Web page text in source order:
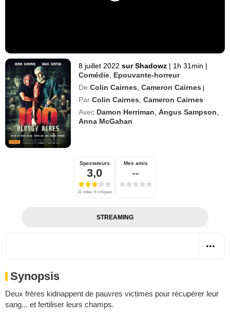
8 juillet 2022 sur Shadowz | 1h 31min |
Comédie Epouvante-horreur
De Colin Cairnes ,Cameron Cairnes |
Par Colin Cairnes ,Cameron Cairnes
Avec Damon Herriman ,Angus Sampson
Anna McGahan
Spectateurs
3,0
31 notes, 6 critiques
Mes amis
--
STREAMING
Synopsis
Deux frères kidnappent de pauvres victimes pour récupérer leur
sang... et fertiliser leurs champs.